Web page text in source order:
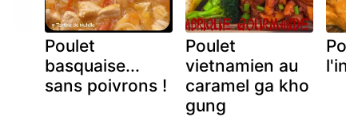
Poulet
basquaise...
sans poivrons !
Poulet
vietnamien au
caramel ga kho
gung